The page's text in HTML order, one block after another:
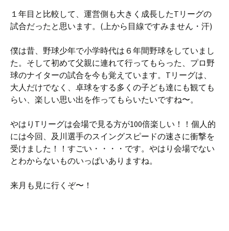
１年目と比較して、運営側も大きく成長したTリーグの
試合だったと思います。(上から目線ですみません・汗)
僕は昔、野球少年で小学時代は６年間野球をしていまし
た。そして初めて父親に連れて行ってもらった、プロ野
球のナイターの試合を今も覚えています。Tリーグは、
大人だけでなく、卓球をする多くの子ども達にも観ても
らい、楽しい思い出を作ってもらいたいですね〜。
やはりTリーグは会場で見る方が100倍楽しい！！個人的
には今回、及川選手のスイングスピードの速さに衝撃を
受けました！！すごい・・・・です。やはり会場でない
とわからないものいっぱいありますね。
来月も見に行くぞ〜！